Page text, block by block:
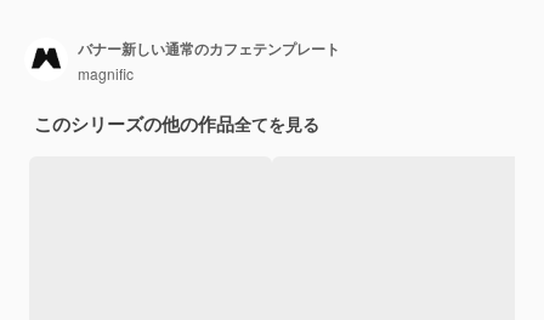
バナー新しい通常のカフェテンプレート
magnific
このシリーズの他の作品全てを見る